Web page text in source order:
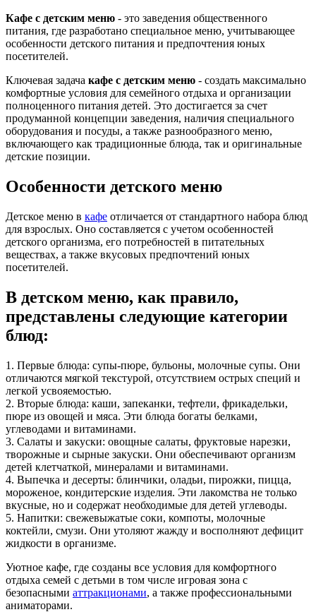
Кафе с детским меню - это заведения общественного
питания, где разработано специальное меню, учитывающее
особенности детского питания и предпочтения юных
посетителей.
Ключевая задача кафе с детским меню - создать максимально
комфортные условия для семейного отдыха и организации
полноценного питания детей. Это достигается за счет
продуманной концепции заведения, наличия специального
оборудования и посуды, а также разнообразного меню,
включающего как традиционные блюда, так и оригинальные
детские позиции.
Особенности детского меню
Детское меню в кафе отличается от стандартного набора блюд
для взрослых. Оно составляется с учетом особенностей
детского организма, его потребностей в питательных
веществах, а также вкусовых предпочтений юных
посетителей.
В детском меню, как правило,
представлены следующие категории
блюд:
1. Первые блюда: супы-пюре, бульоны, молочные супы. Они
отличаются мягкой текстурой, отсутствием острых специй и
легкой усвояемостью.
2. Вторые блюда: каши, запеканки, тефтели, фрикадельки,
пюре из овощей и мяса. Эти блюда богаты белками,
углеводами и витаминами.
3. Салаты и закуски: овощные салаты, фруктовые нарезки,
творожные и сырные закуски. Они обеспечивают организм
детей клетчаткой, минералами и витаминами.
4. Выпечка и десерты: блинчики, оладьи, пирожки, пицца,
мороженое, кондитерские изделия. Эти лакомства не только
вкусные, но и содержат необходимые для детей углеводы.
5. Напитки: свежевыжатые соки, компоты, молочные
коктейли, смузи. Они утоляют жажду и восполняют дефицит
жидкости в организме.
Уютное кафе, где созданы все условия для комфортного
отдыха семей с детьми в том числе игровая зона с
безопасными аттракционами, а также профессиональными
аниматорами.